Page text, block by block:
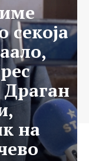
секоја
на